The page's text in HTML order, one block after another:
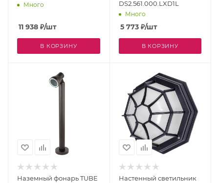
Много
11 938 ₽/шт
В КОРЗИНУ
DS2.561.000.LXD1L
Много
5 773₽/шт
В КОРЗИНУ
Наземный фонарь TUBE
Настенный светильник